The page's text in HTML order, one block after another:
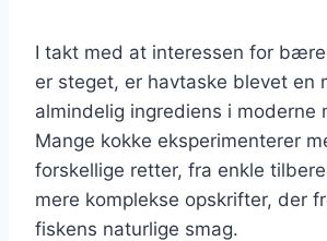
I takt med at interessen for
er steget, er havtaske blevet en
almindelig ingrediens i moderne
Mange kokke eksperimenterer
forskellige retter, fra enkle
mere komplekse opskrifter, der
fiskens naturlige smag.